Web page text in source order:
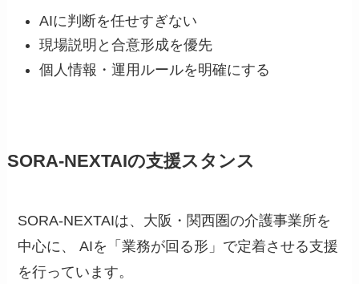
AIに判断を任せすぎない
現場説明と合意形成を優先
個人情報・運用ルールを明確にする
SORA-NEXTAIの支援スタンス
SORA-NEXTAIは、大阪・関西圏の介護事業所を
中心に、 AIを「業務が回る形」で定着させる支援
を行っています。